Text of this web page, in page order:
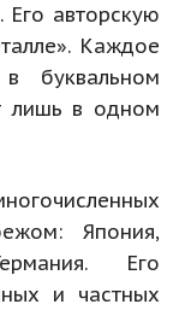
авторскую
Каждое
буквальном
лишь в одном
Япония,
Его
и частных